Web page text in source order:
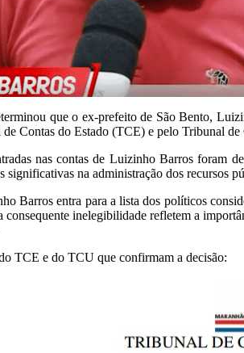
que o ex-prefeito de São Bento,
Contas do Estado (TCE) e pelo Tribunal
nas contas de Luizinho Barros foram
significativas na administração dos recursos
Barros entra para a lista dos políticos
consequente inelegibilidade refletem a
TCE e do TCU que confirmam a decisão: